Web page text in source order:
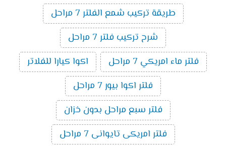
طريقة تركيب شمع الفلتر 7 مراحل
شرح تركيب فلتر 7 مراحل
فلتر ماء امريكي 7 مراحل
اكوا كيارا للفلاتر
فلتر اكوا بيور 7 مراحل
فلتر سبع مراحل بدون خزان
فلتر امريكى تايوانى 7 مراحل